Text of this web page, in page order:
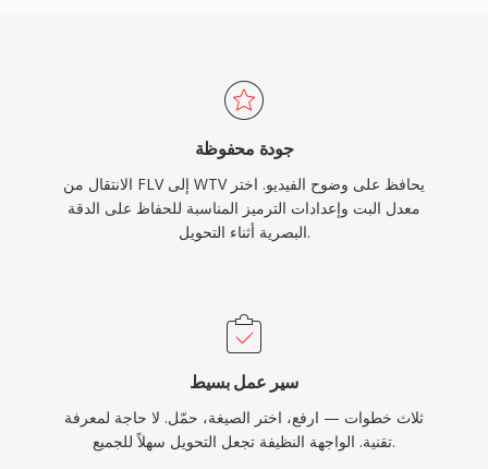
جودة محفوظة
الانتقال من FLV إلى WTV يحافظ على وضوح الفيديو. اختر
معدل البت وإعدادات الترميز المناسبة للحفاظ على الدقة
البصرية أثناء التحويل.
سير عمل بسيط
ثلاث خطوات — ارفع، اختر الصيغة، حمّل. لا حاجة لمعرفة
تقنية. الواجهة النظيفة تجعل التحويل سهلاً للجميع.